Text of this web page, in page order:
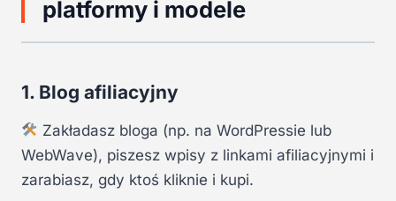
platformy i modele
1. Blog afiliacyjny
Zakładasz bloga (np. na WordPressie lub
WebWave), piszesz wpisy z linkami afiliacyjnymi i
zarabiasz, gdy ktoś kliknie i kupi.